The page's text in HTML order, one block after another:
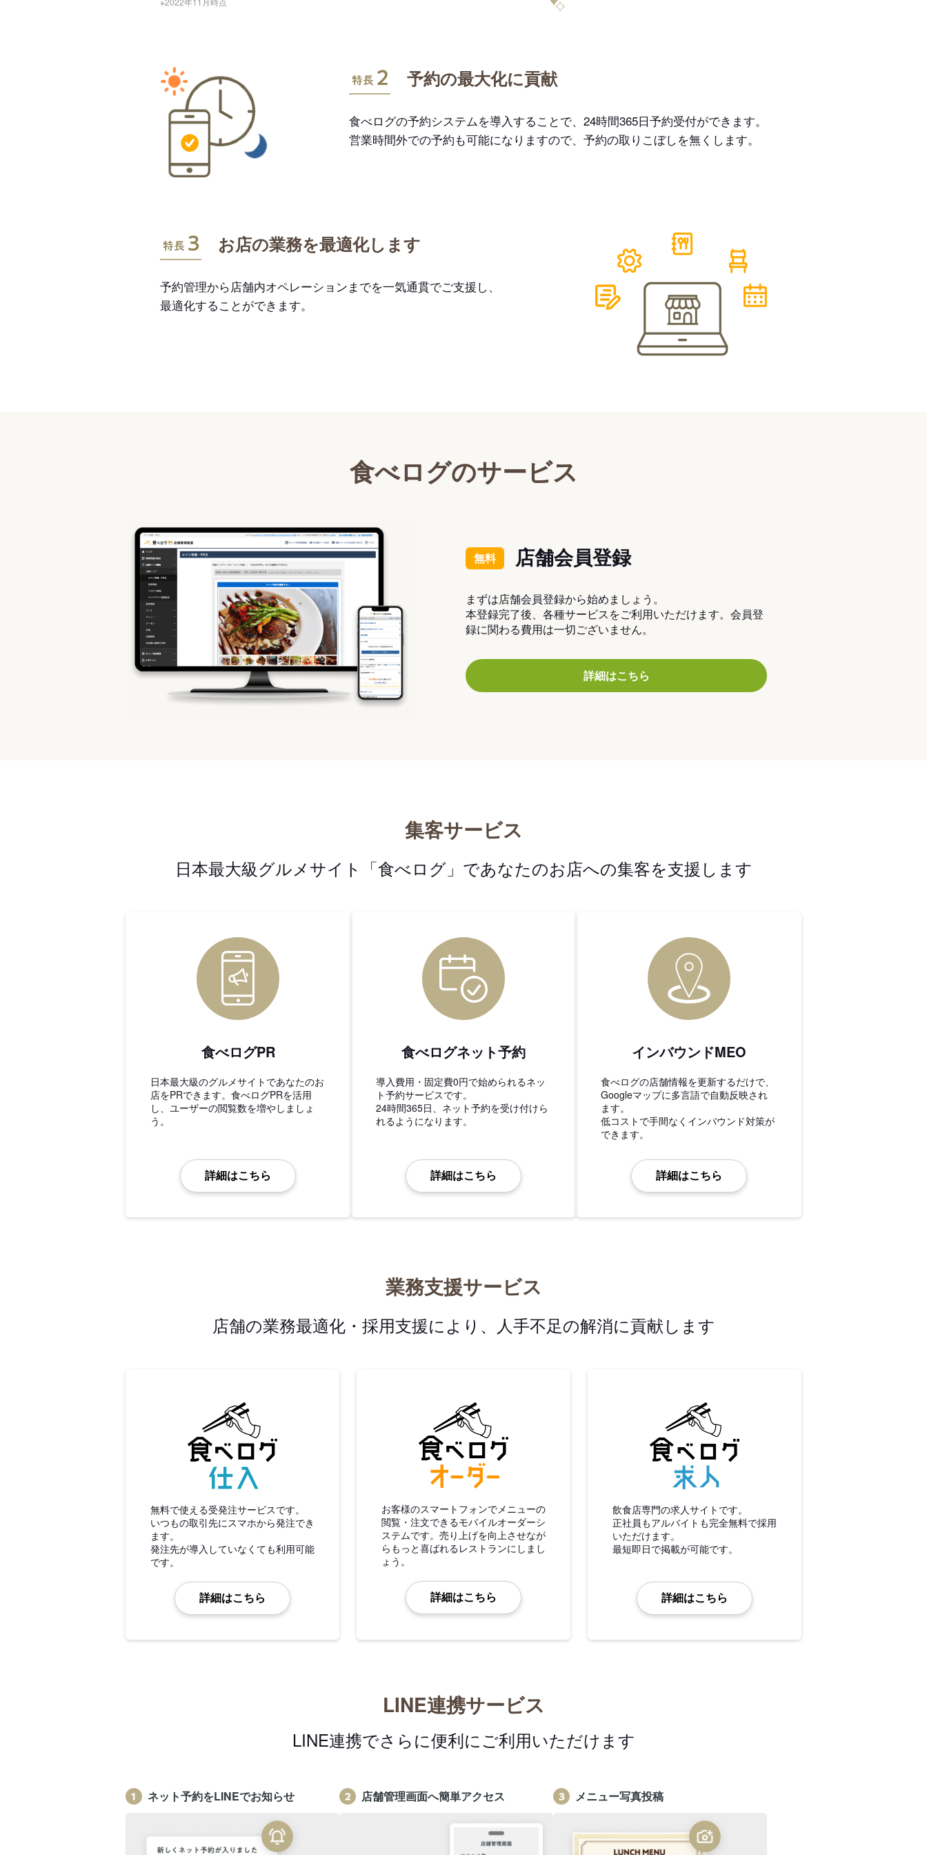
特長2
予約の最大化に貢献
食べログの予約システムを導入することで、24時間365日予約受付ができます。
営業時間外での予約も可能になりますので、予約の取りこぼしを無くします。
特長3
お店の業務を最適化します
予約管理から店舗内オペレーションまでを一気通貫でご支援し、
最適化することができます。
食べログのサービス
無料 店舗会員登録
まずは店舗会員登録から始めましょう。
本登録完了後、各種サービスをご利用いただけます。会員登
録に関わる費用は一切ございません。
詳細はこちら
集客サービス
日本最大級グルメサイト「食べログ」であなたのお店への集客を支援します
食べログPR
日本最大級のグルメサイトであなたのお
店をPRできます。食べログPRを活用
し、ユーザーの閲覧数を増やしましょ
う。
詳細はこちら
食べログネット予約
導入費用・固定費0円で始められるネッ
ト予約サービスです。
24時間365日、ネット予約を受け付けら
れるようになります。
詳細はこちら
インバウンドMEO
食べログの店舗情報を更新するだけで、
Googleマップに多言語で自動反映され
ます。
低コストで手間なくインバウンド対策が
できます。
詳細はこちら
業務支援サービス
店舗の業務最適化・採用支援により、人手不足の解消に貢献します
無料で使える受発注サービスです。
いつもの取引先にスマホから発注でき
ます。
発注先が導入していなくても利用可能
です。
詳細はこちら
お客様のスマートフォンでメニューの
閲覧・注文できるモバイルオーダーシ
ステムです。売り上げを向上させなが
らもっと喜ばれるレストランにしまし
ょう。
詳細はこちら
飲食店専門の求人サイトです。
正社員もアルバイトも完全無料で採用
いただけます。
最短即日で掲載が可能です。
詳細はこちら
LINE連携サービス
LINE連携でさらに便利にご利用いただけます
ネット予約をLINEでお知らせ 店舗管理画面へ簡単アクセス メニュー写真投稿